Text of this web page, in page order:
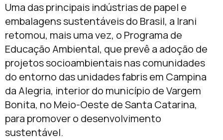
Uma das principais indústrias de papel e
embalagens sustentáveis do Brasil, a Irani
retomou, mais uma vez, o Programa de
Educação Ambiental, que prevê a adoção de
projetos socioambientais nas comunidades
do entorno das unidades fabris em Campina
da Alegria, interior do município de Vargem
Bonita, no Meio-Oeste de Santa Catarina,
para promover o desenvolvimento
sustentável.